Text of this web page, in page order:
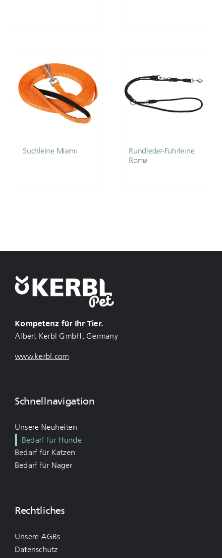
Suchleine Miami
Rundleder-Führleine
Roma
Kompetenz für Ihr Tier.
Albert Kerbl GmbH, Germany
www.kerbl.com
Schnellnavigation
Unsere Neuheiten
Bedarf für Hunde
Bedarf für Katzen
Bedarf für Nager
Rechtliches
Unsere AGBs
Datenschutz